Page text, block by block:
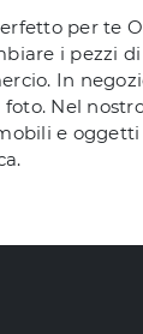
per te
i pezzi
In
Nel
e